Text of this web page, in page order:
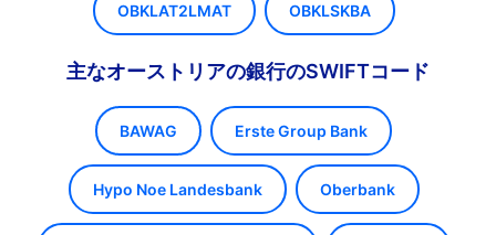
OBKLAT2LMAT OBKLSKBA
主なオーストリアの銀行のSWIFTコード
BAWAG Erste Group Bank
Hypo Noe Landesbank Oberbank